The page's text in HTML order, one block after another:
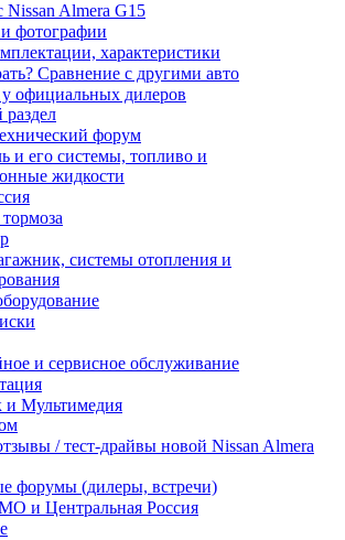
Nissan Almera G15
фотографии
характеристики
Сравнение с другими авто
официальных дилеров
раздел
форум
и его системы, топливо и
жидкости
системы отопления и
и сервисное обслуживание
Мультимедия
/ тест-драйвы новой Nissan Almera
форумы (дилеры, встречи)
и Центральная Россия